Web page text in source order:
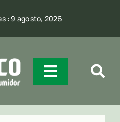
: 9 agosto, 2026
Toggle
Navigation